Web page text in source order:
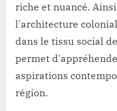
riche et nuancé.
l'architecture
dans le tissu social
permet
aspirations
région.